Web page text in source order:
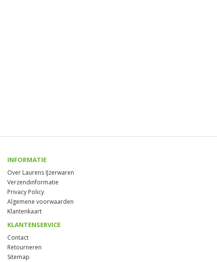
INFORMATIE
Over Laurens IJzerwaren
Verzendinformatie
Privacy Policy
Algemene voorwaarden
Klantenkaart
KLANTENSERVICE
Contact
Retourneren
Sitemap